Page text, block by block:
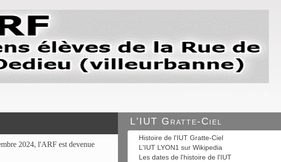
2024, l'ARF est devenue
L'IUT Gratte-Ciel
Histoire de l'IUT Gratte-Ciel
L'IUT LYON1 sur Wikipedia
Les dates de l'histoire de l'IUT